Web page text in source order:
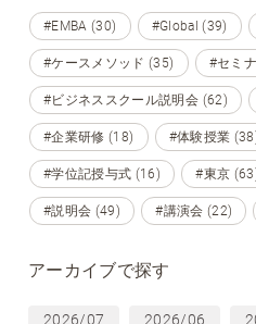
#EMBA (30) #Global (39)
#ケースメソッド (35) #セミ
#ビジネススクール説明会 (62)
#企業研修 (18) #体験授業
#学位記授与式 (16) #東京
#説明会 (49) #講演会 (22)
アーカイブで探す
2026/07 2026/06